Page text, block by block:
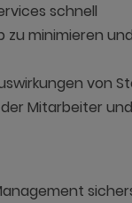
schnell
zu minimieren und
von
Mitarbeiter